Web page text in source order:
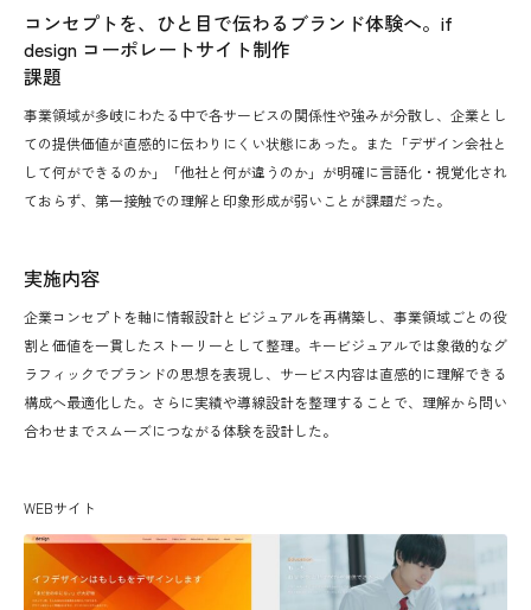
コンセプトを、ひと目で伝わるブランド体験へ。if
design コーポレートサイト制作
課題
事業領域が多岐にわたる中で各サービスの関係性や強みが分散し、企業とし
ての提供価値が直感的に伝わりにくい状態にあった。また「デザイン会社と
して何ができるのか」「他社と何が違うのか」が明確に言語化・視覚化され
ておらず、第一接触での理解と印象形成が弱いことが課題だった。
実施内容
企業コンセプトを軸に情報設計とビジュアルを再構築し、事業領域ごとの役
割と価値を一貫したストーリーとして整理。キービジュアルでは象徴的なグ
ラフィックでブランドの思想を表現し、サービス内容は直感的に理解できる
構成へ最適化した。さらに実績や導線設計を整理することで、理解から問い
合わせまでスムーズにつながる体験を設計した。
WEBサイト